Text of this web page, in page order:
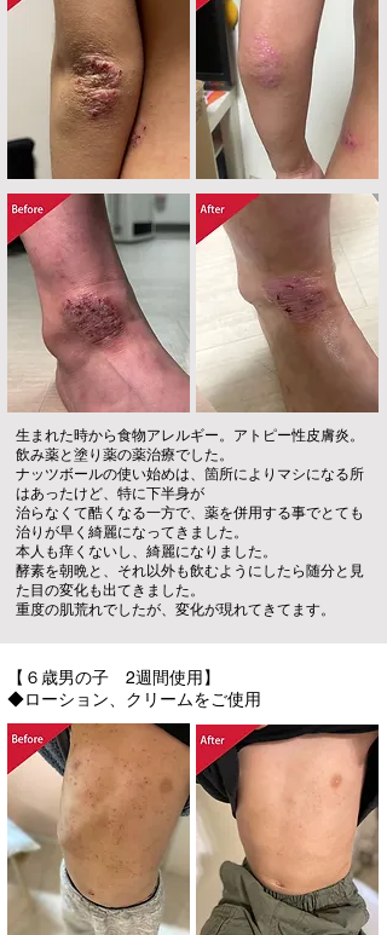
生まれた時から食物アレルギー。アトピー性皮膚炎。
飲み薬と塗り薬の薬治療でした。
ナッツボールの使い始めは、箇所によりマシになる所
はあったけど、特に下半身が
治らなくて酷くなる一方で、薬を併用する事でとても
治りが早く綺麗になってきました。
本人も痒くないし、綺麗になりました。
酵素を朝晩と、それ以外も飲むようにしたら随分と見
た目の変化も出てきました。
重度の肌荒れでしたが、変化が現れてきてます。
【６歳男の子 2週間使用】
◆ローション、クリームをご使用